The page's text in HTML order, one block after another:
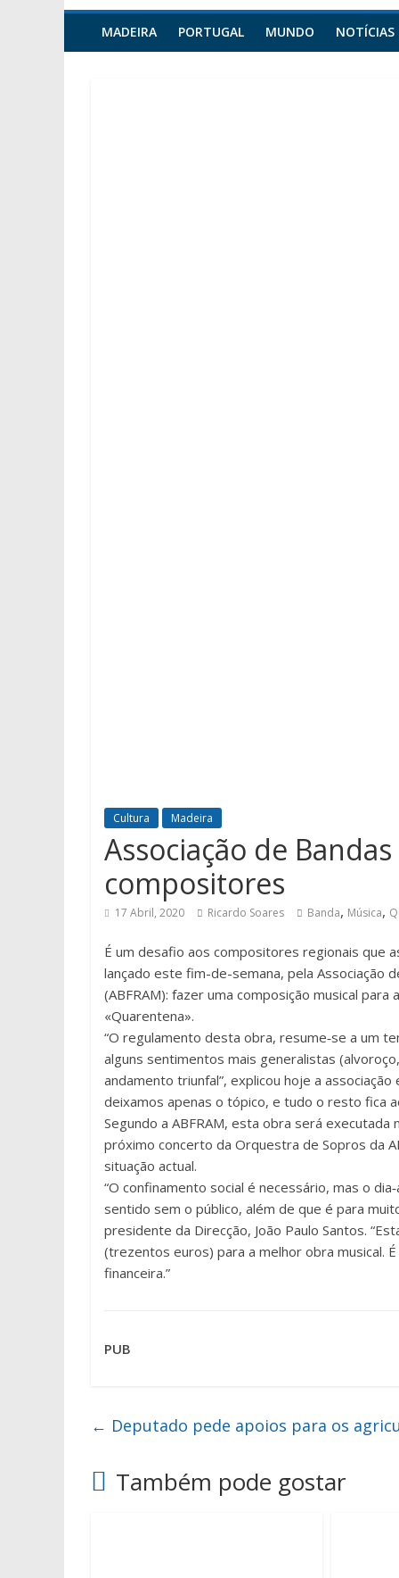
MADEIRA PORTUGAL MUNDO NOTÍCIAS
Cultura Madeira
Associação de
compositores
17 Abril, 2020 Ricardo Soares Banda, Música,
É um desafio aos compositores regionais que
lançado este fim-de-semana, pela Associação
(ABFRAM): fazer uma composição musical
«Quarentena».
“O regulamento desta obra, resume‐se a um
alguns sentimentos mais generalistas
andamento triunfal”, explicou hoje a
deixamos apenas o tópico, e tudo o resto fica
Segundo a ABFRAM, esta obra será
próximo concerto da Orquestra de Sopros da
situação actual.
“O confinamento social é necessário, mas o
sentido sem o público, além de que é para
presidente da Direcção, João Paulo Santos.
(trezentos euros) para a melhor obra musical.
financeira.”
PUB
← Deputado pede apoios para os
Também pode gostar